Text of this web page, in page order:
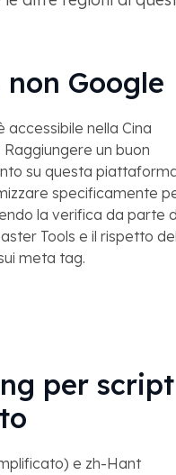
non Google
accessibile nella Cina
un buon
su questa
specificamente
la verifica da parte
Tools e il rispetto
meta tag.
per
e zh-Hant